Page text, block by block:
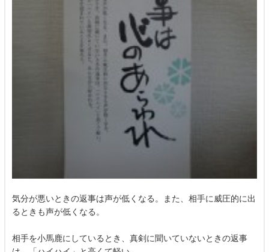
気分が悪いときの返事は声が低くなる。また、相手に威圧的に出
るときも声が低くなる。
相手を小馬鹿にしているとき、真剣に聞いていないときの返事